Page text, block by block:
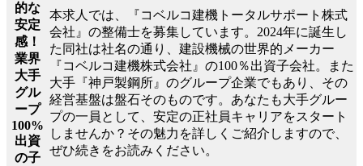
的な
安定
感！
業界
大手
グル
ープ
100%
出資
の子
本求人では、『コベルコ建機トータルサポート株式
会社』の整備士を募集しています。2024年に誕生し
た同社は社名の通り、建設機械の世界的メーカー
『コベルコ建機株式会社』の100％出資子会社。また
大手『神戸製鋼所』のグループ企業でもあり、その
経営基盤は盤石そのものです。あなたも大手グルー
プの一員として、安定の正社員キャリアをスタート
しませんか？その魅力を詳しくご紹介しますので、
ぜひ続きをお読みください。